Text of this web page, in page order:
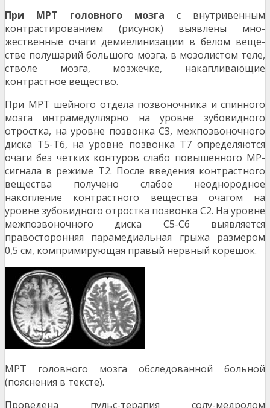
При МРТ головного мозга с внутривен­ным
контрастированием (рисунок) выявлены мно­
жественные очаги демиелинизации в белом веще­
стве полушарий большого мозга, в мозолистом теле,
стволе мозга, мозжечке, накапливающие
контрастное вещество.
При МРТ шейного отдела позвоночника и спинного
мозга интрамедуллярно на уровне зубовидного
отростка, на уровне позвонка СЗ, межпозвоночного
диска Т5-Т6, на уровне позвонка Т7 определяются
очаги без четких контуров слабо повышенного MP-
сигнала в режиме Т2. После введения контрастного
вещества получено слабое неоднородное
накопление контрастного вещества очагом на
уровне зубовидного отростка позвонка С2. На уровне
межпозвоночного диска С5-С6 вы­является
правосторонняя парамедиальная грыжа размером
0,5 см, компримирующая правый нерв­ный корешок.
МРТ головного мозга обследованной боль­ной
(пояснения в тексте).
Проведена пульс-терапия солу-медролом